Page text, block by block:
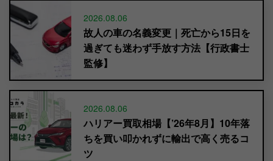
2026.08.06
故人の車の名義変更｜死亡から15日を
過ぎても迷わず手放す方法【行政書士
監修】
2026.08.06
ハリアー買取相場【’26年8月】10年落
ちを買い叩かれずに輸出で高く売るコ
ツ